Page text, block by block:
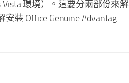
環境）。這要分兩部份來解
裝 Office Genuine Advantag...